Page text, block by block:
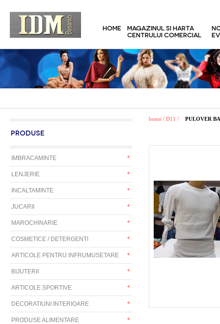
HOME
MAGAZINUL SI HARTA
CENTRULUI COMERCIAL
PRODUSE
IMBRACAMINTE
LENJERIE
INCALTAMINTE
JUCARII
MAROCHINARIE
COSMETICE / DETERGENTI
ARTICOLE PENTRU INFRUMUSETARE
BIJUTERII
ARTICOLE SPORTIVE
DECORATIUNI INTERIOARE
PRODUSE ALIMENTARE
home / D11 / PULOVER